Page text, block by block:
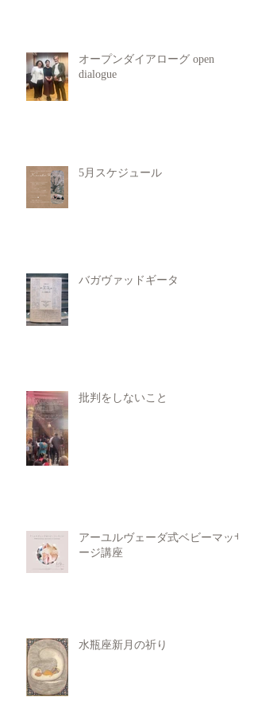
オープンダイアローグ open
dialogue
5月スケジュール
バガヴァッドギータ
批判をしないこと
アーユルヴェーダ式ベビーマッサ
ージ講座
水瓶座新月の祈り